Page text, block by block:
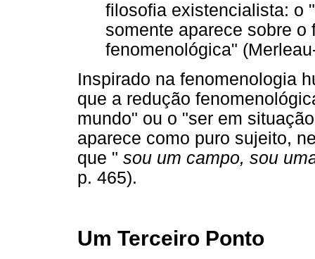
filosofia existencialista: o
somente aparece sobre o
fenomenológica"
Inspirado na fenomenologia
que a redução
mundo" ou o "ser em
aparece como puro sujeito,
que " sou um campo, sou
p. 465).
Um Terceiro Ponto